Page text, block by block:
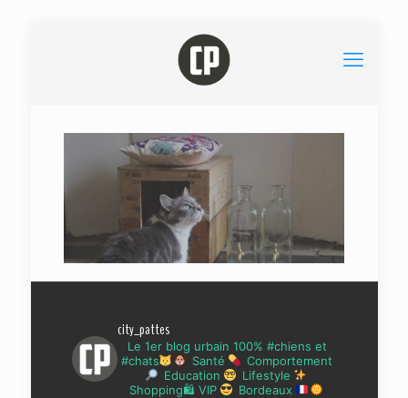
city_pattes
Le 1er blog urbain 100% #chiens et
#chats
Santé
Comportement
Education
Lifestyle
Shopping🛍 VIP
Bordeaux